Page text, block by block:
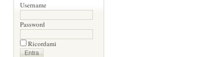
Username
Password
Ricordami